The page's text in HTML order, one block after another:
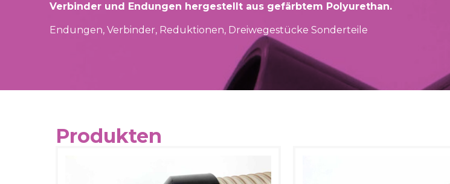
Verbinder und Endungen hergestellt aus gefärbtem Polyurethan.
Endungen, Verbinder, Reduktionen, Dreiwegestücke Sonderteile
Produkten